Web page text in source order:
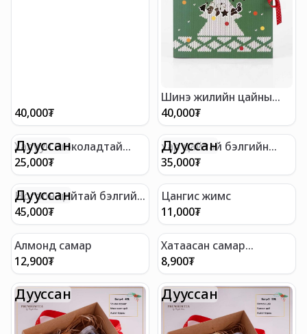
40,000₮
Шинэ жилийн цайны
цуглуулга багц
40,000₮
Дууссан
Халуун шоколадтай
бэлгийн багц
25,000₮
Дууссан
хар цайтай бэлгийн
багц
35,000₮
Дууссан
Ногоон цайтай бэлгийн
багц
45,000₮
Цангис жимс
11,000₮
Алмонд самар
12,900₮
Хатаасан самар
жимсний холимог
8,900₮
Дууссан Дууссан